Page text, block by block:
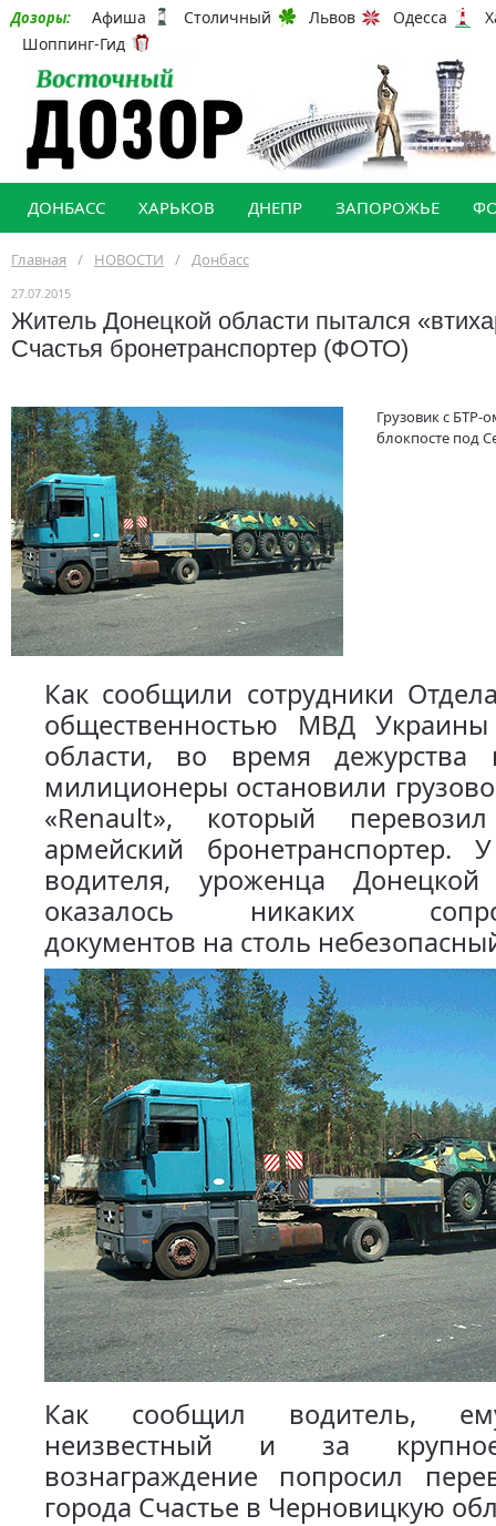
Дозоры: Афиша Столичный Львов Одесса
Шоппинг-Гид
ДОНБАСС ХАРЬКОВ ДНЕПР ЗАПОРОЖЬЕ
Главная / НОВОСТИ / Донбасс
27.07.2015
Житель Донецкой области пытался
Счастья бронетранспортер (ФОТО)
Грузовик с БТР-
блокпосте под
Как сообщили сотрудники
общественностью МВД
области, во время дежурства
милиционеры остановили
«Renault», который
армейский бронетранспортер.
водителя, уроженца
оказалось никаких
документов на столь
Как сообщил водитель,
неизвестный и за
вознаграждение попросил
города Счастье в Черновицкую